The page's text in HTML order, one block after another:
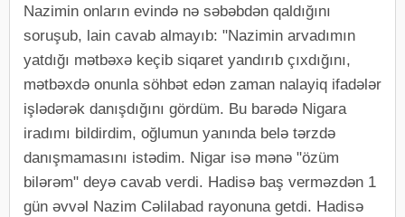
Nazimin onların evində nə səbəbdən qaldığını
soruşub, lain cavab almayıb: "Nazimin arvadımın
yatdığı mətbəxə keçib siqaret yandırıb çıxdığını,
mətbəxdə onunla söhbət edən zaman nalayiq ifadələr
işlədərək danışdığını gördüm. Bu barədə Nigara
iradımı bildirdim, oğlumun yanında belə tərzdə
danışmamasını istədim. Nigar isə mənə "özüm
bilərəm" deyə cavab verdi. Hadisə baş verməzdən 1
gün əvvəl Nazim Cəlilabad rayonuna getdi. Hadisə